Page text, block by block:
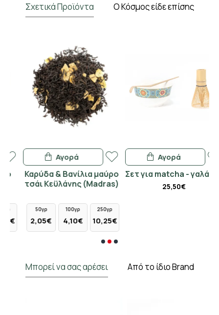
Σχετικά Προϊόντα Ο Κόσμος είδε επίσης
Καρύδα & Βανίλια μαύρο
τσάι Κεϋλάνης (Madras)
2,05€
100γρ
4,10€
250γρ
10,25€
Αγορά
Σετ για matcha - γαλάζιο
25,50€
Αγορά
Μπορεί να σας αρέσει Από το ίδιο Brand